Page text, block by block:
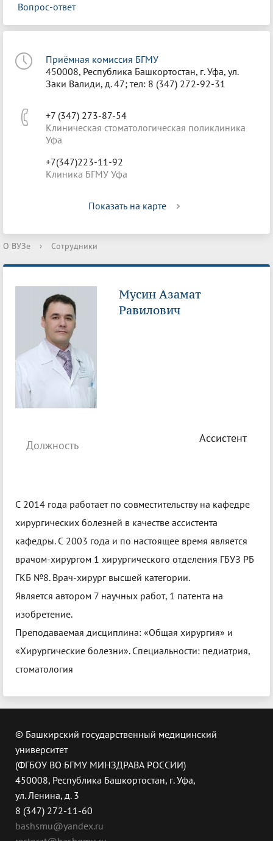
Вопрос-ответ
Приёмная комиссия БГМУ
450008, Республика Башкортостан, г. Уфа, ул.
Заки Валиди, д. 47; тел: 8 (347) 272-92-31
+7 (347) 273-87-54
Клиническая стоматологическая поликлиника
Уфа
+7(347)223-11-92
Клиника БГМУ Уфа
Показать на карте
О ВУЗе › Сотрудники
Мусин Азамат
Равилович
Должность
Ассистент
С 2014 года работает по совместительству на кафедре
хирургических болезней в качестве ассистента
кафедры. С 2003 года и по настоящее время является
врачом-хирургом 1 хирургического отделения ГБУЗ РБ
ГКБ №8. Врач-хирург высшей категории.
Является автором 7 научных работ, 1 патента на
изобретение.
Преподаваемая дисциплина: «Общая хирургия» и
«Хирургические болезни». Специальности: педиатрия,
стоматология
© Башкирский государственный медицинский
университет
(ФГБОУ ВО БГМУ МИНЗДРАВА РОССИИ)
450008, Республика Башкортостан, г. Уфа,
ул. Ленина, д. 3
8 (347) 272-11-60
bashsmu@yandex.ru